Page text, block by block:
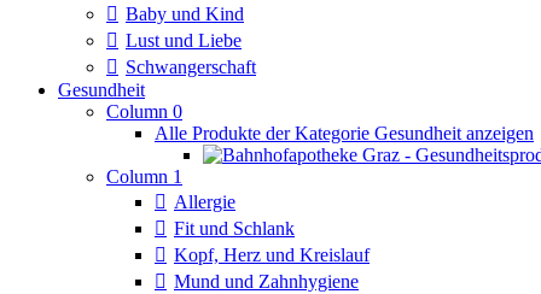
Baby und Kind
Lust und Liebe
Schwangerschaft
Gesundheit
Column 0
Alle Produkte der Kategorie Gesundheit anzeigen
Column 1
Allergie
Fit und Schlank
Kopf, Herz und Kreislauf
Mund und Zahnhygiene